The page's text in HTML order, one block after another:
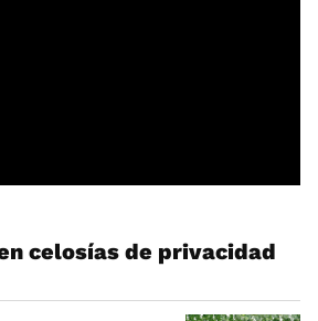
celosías de privacidad